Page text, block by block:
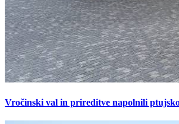
Vročinski val in prireditve napolnili